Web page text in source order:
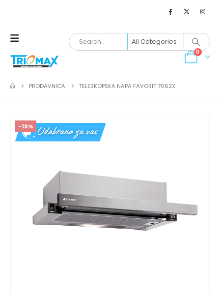
0
PRODAVNICA TELESKOPSKA NAPA FAVORIT 7062X
-10%